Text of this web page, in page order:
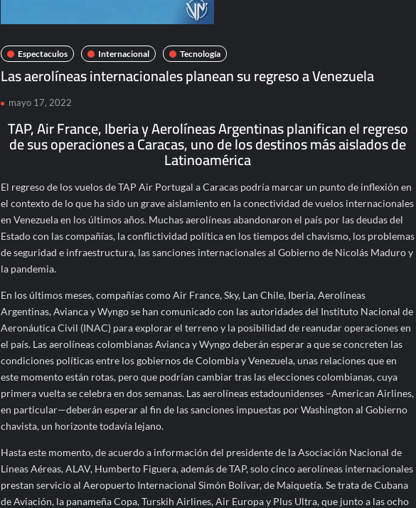
Espectaculos Internacional Tecnología
Las aerolíneas internacionales planean su regreso a Venezuela
mayo 17, 2022
TAP, Air France, Iberia y Aerolíneas Argentinas planifican el regreso
de sus operaciones a Caracas, uno de los destinos más aislados de
Latinoamérica
El regreso de los vuelos de TAP Air Portugal a Caracas podría marcar un punto de inflexión en
el contexto de lo que ha sido un grave aislamiento en la conectividad de vuelos internacionales
en Venezuela en los últimos años. Muchas aerolíneas abandonaron el país por las deudas del
Estado con las compañías, la conflictividad política en los tiempos del chavismo, los problemas
de seguridad e infraestructura, las sanciones internacionales al Gobierno de Nicolás Maduro y
la pandemia.
En los últimos meses, compañías como Air France, Sky, Lan Chile, Iberia, Aerolíneas
Argentinas, Avianca y Wyngo se han comunicado con las autoridades del Instituto Nacional de
Aeronáutica Civil (INAC) para explorar el terreno y la posibilidad de reanudar operaciones en
el país. Las aerolíneas colombianas Avianca y Wyngo deberán esperar a que se concreten las
condiciones políticas entre los gobiernos de Colombia y Venezuela, unas relaciones que en
este momento están rotas, pero que podrían cambiar tras las elecciones colombianas, cuya
primera vuelta se celebra en dos semanas. Las aerolíneas estadounidenses –American Airlines,
en particular—deberán esperar al fin de las sanciones impuestas por Washington al Gobierno
chavista, un horizonte todavía lejano.
Hasta este momento, de acuerdo a información del presidente de la Asociación Nacional de
Líneas Aéreas, ALAV, Humberto Figuera, además de TAP, solo cinco aerolíneas internacionales
prestan servicio al Aeropuerto Internacional Simón Bolívar, de Maiquetía. Se trata de Cubana
de Aviación, la panameña Copa, Turskih Airlines, Air Europa y Plus Ultra, que junto a las ocho